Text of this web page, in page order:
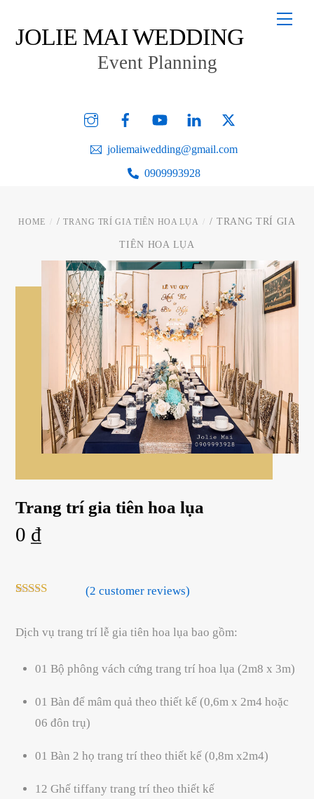
JOLIE MAI WEDDING
Event Planning
Instagram YouTube
joliemaiwedding@gmail.com
0909993928
HOME /TRANG TRÍ GIA TIÊN HOA LỤA / TRANG TRÍ GIA
TIÊN HOA LỤA
Trang trí gia tiên hoa lụa
0 ₫
based on
customer
(2 customer reviews)
Dịch vụ trang trí lễ gia tiên hoa lụa bao gồm:
01 Bộ phông vách cứng trang trí hoa lụa (2m8 x 3m)
01 Bàn để mâm quả theo thiết kế (0,6m x 2m4 hoặc
06 đôn trụ)
01 Bàn 2 họ trang trí theo thiết kế (0,8m x2m4)
12 Ghế tiffany trang trí theo thiết kế